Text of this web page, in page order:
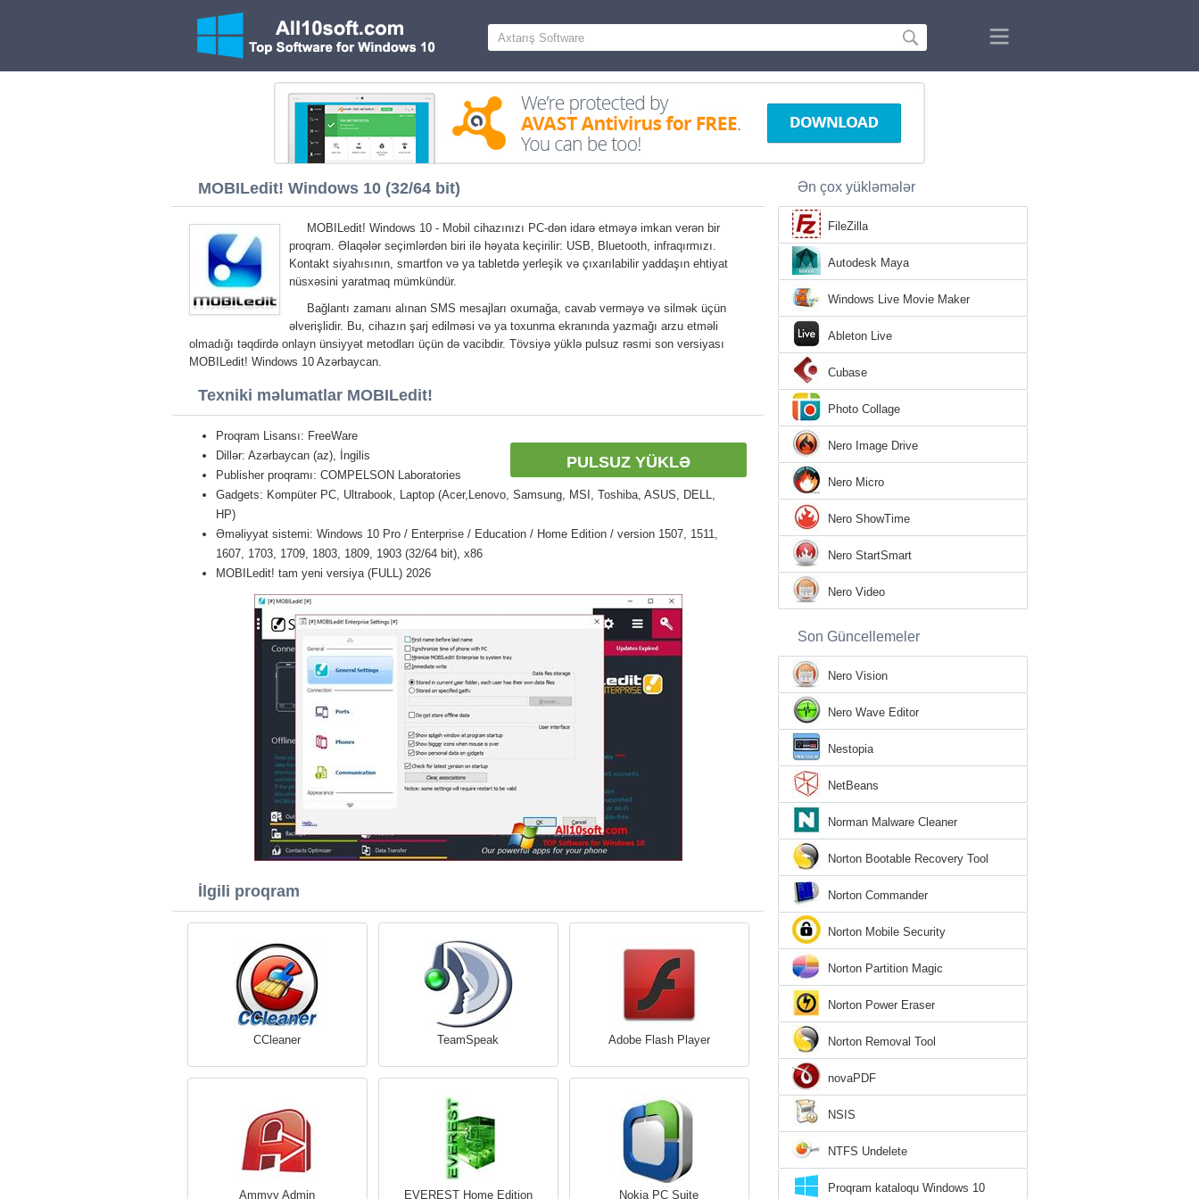
MOBILedit! Windows 10 (32/64 bit)
MOBILedit! Windows 10 - Mobil cihazınızı PC-dən idarə etməyə imkan verən bir
proqram. Əlaqələr seçimlərdən biri ilə həyata keçirilir: USB, Bluetooth, infraqırmızı.
Kontakt siyahısının, smartfon və ya tabletdə yerleşik və çıxarılabilir yaddaşın ehtiyat
nüsxəsini yaratmaq mümkündür.
Bağlantı zamanı alınan SMS mesajları oxumağa, cavab verməyə və silmək üçün
əlverişlidir. Bu, cihazın şarj edilməsi və ya toxunma ekranında yazmağı arzu etməli
olmadığı təqdirdə onlayn ünsiyyət metodları üçün də vacibdir. Tövsiyə yüklə pulsuz rəsmi son versiyası
MOBILedit! Windows 10 Azərbaycan.
Texniki məlumatlar MOBILedit!
PULSUZ YÜKLƏ
Proqram Lisansı: FreeWare
Dillər: Azərbaycan (az), İngilis
Publisher proqramı: COMPELSON Laboratories
Gadgets: Kompüter PC, Ultrabook, Laptop (Acer,Lenovo, Samsung, MSI, Toshiba, ASUS, DELL,
HP)
Əməliyyat sistemi: Windows 10 Pro / Enterprise / Education / Home Edition / version 1507, 1511,
1607, 1703, 1709, 1803, 1809, 1903 (32/64 bit), x86
MOBILedit! tam yeni versiya (FULL) 2026
İlgili proqram
CCleaner TeamSpeak Adobe Flash Player
Ammyy Admin EVEREST Home Edition Nokia PC Suite
Ən çox yükləmələr
FileZilla
Autodesk Maya
Windows Live Movie Maker
Ableton Live
Cubase
Photo Collage
Nero Image Drive
Nero Micro
Nero ShowTime
Nero StartSmart
Nero Video
Son Güncellemeler
Nero Vision
Nero Wave Editor
Nestopia
NetBeans
Norman Malware Cleaner
Norton Bootable Recovery Tool
Norton Commander
Norton Mobile Security
Norton Partition Magic
Norton Power Eraser
Norton Removal Tool
novaPDF
NSIS
NTFS Undelete
Proqram kataloqu Windows 10